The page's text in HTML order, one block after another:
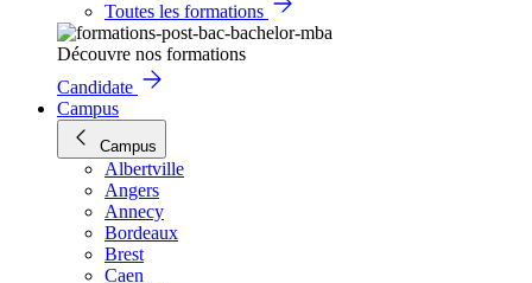
Toutes les formations
Découvre nos formations
Candidate
Campus
Campus
Albertville
Angers
Annecy
Bordeaux
Brest
Caen